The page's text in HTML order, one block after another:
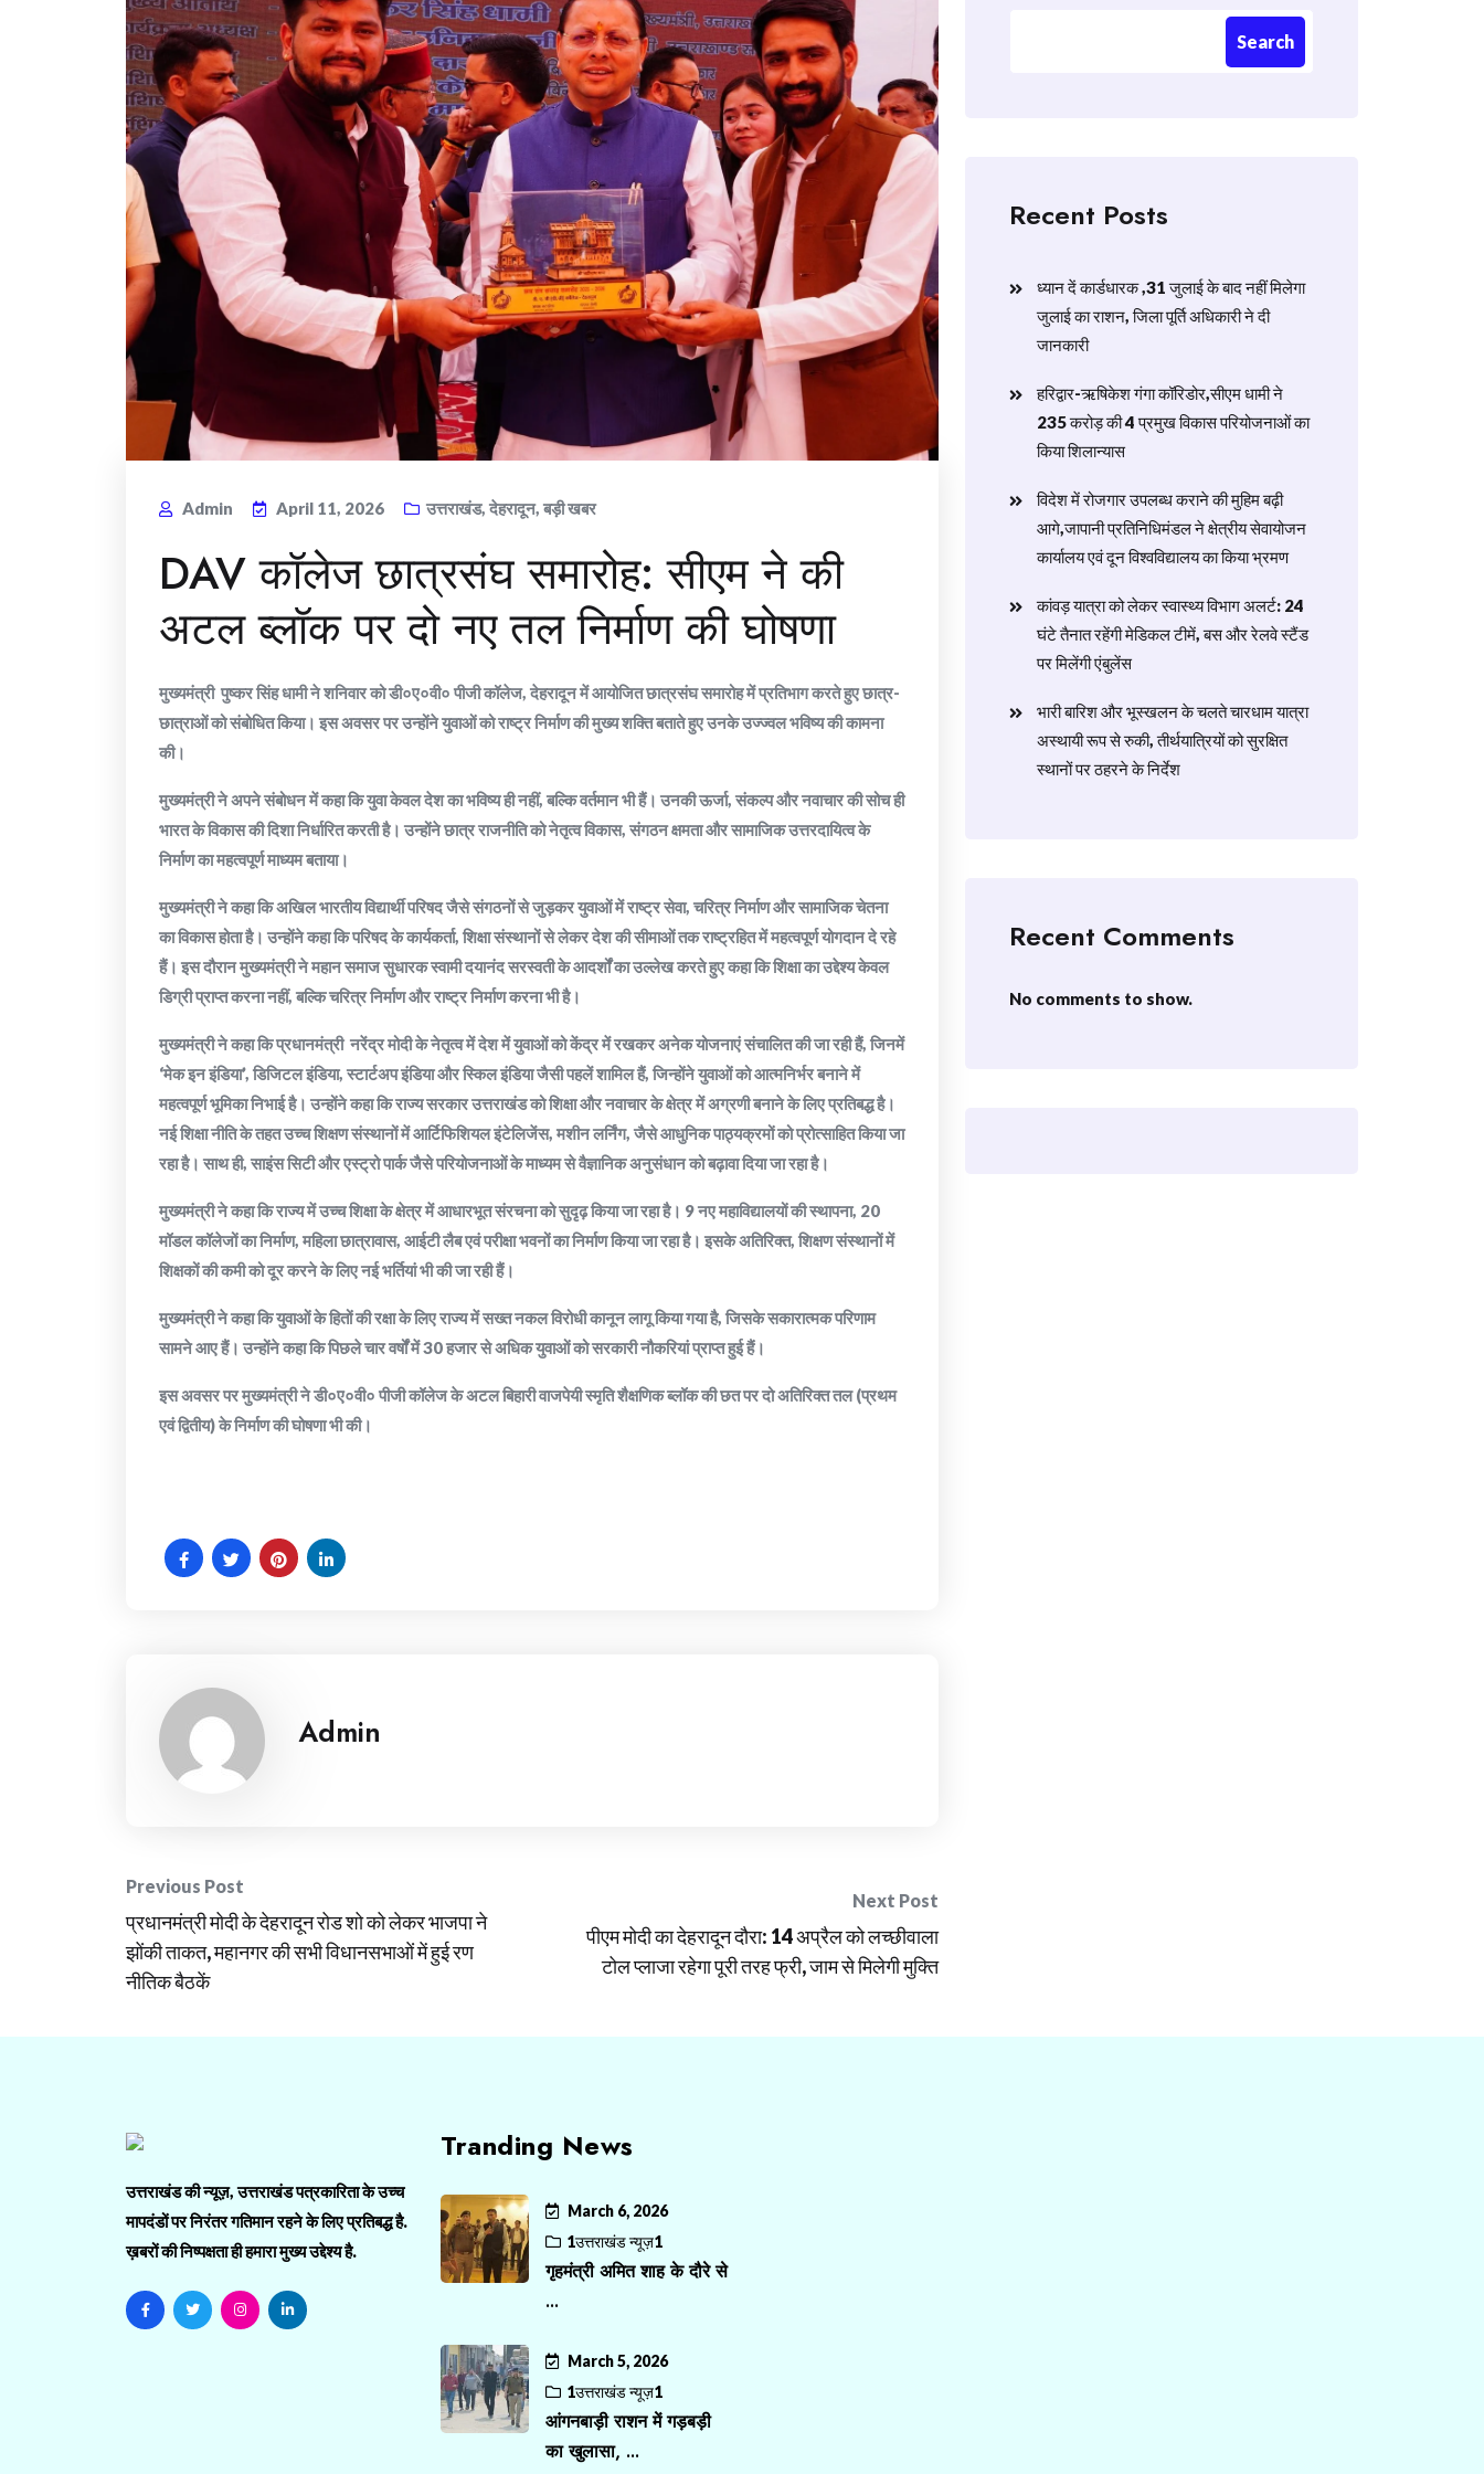
Admin April 11, 2026 उत्तराखंड, देहरादून, बड़ी खबर
DAV कॉलेज छात्रसंघ समारोह: सीएम ने की
अटल ब्लॉक पर दो नए तल निर्माण की घोषणा
मुख्यमंत्री पुष्कर सिंह धामी ने शनिवार को डी०ए०वी० पीजी कॉलेज, देहरादून में आयोजित छात्रसंघ समारोह में प्रतिभाग करते हुए छात्र-
छात्राओं को संबोधित किया। इस अवसर पर उन्होंने युवाओं को राष्ट्र निर्माण की मुख्य शक्ति बताते हुए उनके उज्ज्वल भविष्य की कामना
की।
मुख्यमंत्री ने अपने संबोधन में कहा कि युवा केवल देश का भविष्य ही नहीं, बल्कि वर्तमान भी हैं। उनकी ऊर्जा, संकल्प और नवाचार की सोच ही
भारत के विकास की दिशा निर्धारित करती है। उन्होंने छात्र राजनीति को नेतृत्व विकास, संगठन क्षमता और सामाजिक उत्तरदायित्व के
निर्माण का महत्वपूर्ण माध्यम बताया।
मुख्यमंत्री ने कहा कि अखिल भारतीय विद्यार्थी परिषद जैसे संगठनों से जुड़कर युवाओं में राष्ट्र सेवा, चरित्र निर्माण और सामाजिक चेतना
का विकास होता है। उन्होंने कहा कि परिषद के कार्यकर्ता, शिक्षा संस्थानों से लेकर देश की सीमाओं तक राष्ट्रहित में महत्वपूर्ण योगदान दे रहे
हैं। इस दौरान मुख्यमंत्री ने महान समाज सुधारक स्वामी दयानंद सरस्वती के आदर्शों का उल्लेख करते हुए कहा कि शिक्षा का उद्देश्य केवल
डिग्री प्राप्त करना नहीं, बल्कि चरित्र निर्माण और राष्ट्र निर्माण करना भी है।
मुख्यमंत्री ने कहा कि प्रधानमंत्री नरेंद्र मोदी के नेतृत्व में देश में युवाओं को केंद्र में रखकर अनेक योजनाएं संचालित की जा रही हैं, जिनमें
‘मेक इन इंडिया’, डिजिटल इंडिया, स्टार्टअप इंडिया और स्किल इंडिया जैसी पहलें शामिल हैं, जिन्होंने युवाओं को आत्मनिर्भर बनाने में
महत्वपूर्ण भूमिका निभाई है। उन्होंने कहा कि राज्य सरकार उत्तराखंड को शिक्षा और नवाचार के क्षेत्र में अग्रणी बनाने के लिए प्रतिबद्ध है।
नई शिक्षा नीति के तहत उच्च शिक्षण संस्थानों में आर्टिफिशियल इंटेलिजेंस, मशीन लर्निंग, जैसे आधुनिक पाठ्यक्रमों को प्रोत्साहित किया जा
रहा है। साथ ही, साइंस सिटी और एस्ट्रो पार्क जैसे परियोजनाओं के माध्यम से वैज्ञानिक अनुसंधान को बढ़ावा दिया जा रहा है।
मुख्यमंत्री ने कहा कि राज्य में उच्च शिक्षा के क्षेत्र में आधारभूत संरचना को सुदृढ़ किया जा रहा है। 9 नए महाविद्यालयों की स्थापना, 20
मॉडल कॉलेजों का निर्माण, महिला छात्रावास, आईटी लैब एवं परीक्षा भवनों का निर्माण किया जा रहा है। इसके अतिरिक्त, शिक्षण संस्थानों में
शिक्षकों की कमी को दूर करने के लिए नई भर्तियां भी की जा रही हैं।
मुख्यमंत्री ने कहा कि युवाओं के हितों की रक्षा के लिए राज्य में सख्त नकल विरोधी कानून लागू किया गया है, जिसके सकारात्मक परिणाम
सामने आए हैं। उन्होंने कहा कि पिछले चार वर्षों में 30 हजार से अधिक युवाओं को सरकारी नौकरियां प्राप्त हुई हैं।
इस अवसर पर मुख्यमंत्री ने डी०ए०वी० पीजी कॉलेज के अटल बिहारी वाजपेयी स्मृति शैक्षणिक ब्लॉक की छत पर दो अतिरिक्त तल (प्रथम
एवं द्वितीय) के निर्माण की घोषणा भी की।
Admin
Post
navigation
Previous Post
प्रधानमंत्री मोदी के देहरादून रोड शो को लेकर भाजपा ने
झोंकी ताकत, महानगर की सभी विधानसभाओं में हुई रण
नीतिक बैठकें
Next Post
पीएम मोदी का देहरादून दौरा: 14 अप्रैल को लच्छीवाला
टोल प्लाजा रहेगा पूरी तरह फ्री, जाम से मिलेगी मुक्ति
Search
Recent Posts
ध्यान दें कार्डधारक ,31 जुलाई के बाद नहीं मिलेगा
जुलाई का राशन, जिला पूर्ति अधिकारी ने दी
जानकारी
हरिद्वार-ऋषिकेश गंगा कॉरिडोर,सीएम धामी ने
235 करोड़ की 4 प्रमुख विकास परियोजनाओं का
किया शिलान्यास
विदेश में रोजगार उपलब्ध कराने की मुहिम बढ़ी
आगे,जापानी प्रतिनिधिमंडल ने क्षेत्रीय सेवायोजन
कार्यालय एवं दून विश्वविद्यालय का किया भ्रमण
​कांवड़ यात्रा को लेकर स्वास्थ्य विभाग अलर्ट: 24
घंटे तैनात रहेंगी मेडिकल टीमें, बस और रेलवे स्टैंड
पर मिलेंगी एंबुलेंस
​भारी बारिश और भूस्खलन के चलते चारधाम यात्रा
अस्थायी रूप से रुकी, तीर्थयात्रियों को सुरक्षित
स्थानों पर ठहरने के निर्देश
Recent Comments
No comments to show.
उत्तराखंड की न्यूज़, उत्तराखंड पत्रकारिता के उच्च
मापदंडों पर निरंतर गतिमान रहने के लिए प्रतिबद्ध है.
ख़बरों की निष्पक्षता ही हमारा मुख्य उद्देश्य है.
Tranding News
March 6, 2026
1उत्तराखंड न्यूज़1
गृहमंत्री अमित शाह के दौरे से
...
March 5, 2026
1उत्तराखंड न्यूज़1
आंगनबाड़ी राशन में गड़बड़ी
का खुलासा, ...